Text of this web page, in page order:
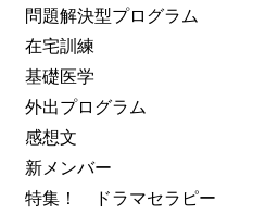
問題解決型プログラム
在宅訓練
基礎医学
外出プログラム
感想文
新メンバー
特集！ ドラマセラピー